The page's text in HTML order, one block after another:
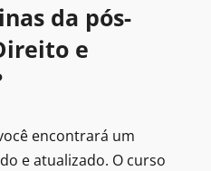
da pós-
e
encontrará um
e atualizado. O curso